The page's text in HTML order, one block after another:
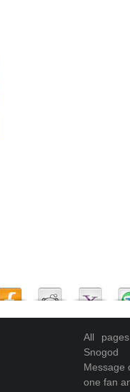
All
Snogod
Message
one fan